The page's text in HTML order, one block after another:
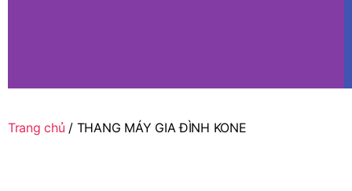
Trang chủ / THANG MÁY GIA ĐÌNH KONE